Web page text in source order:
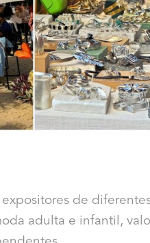
de
adulta e infantil,